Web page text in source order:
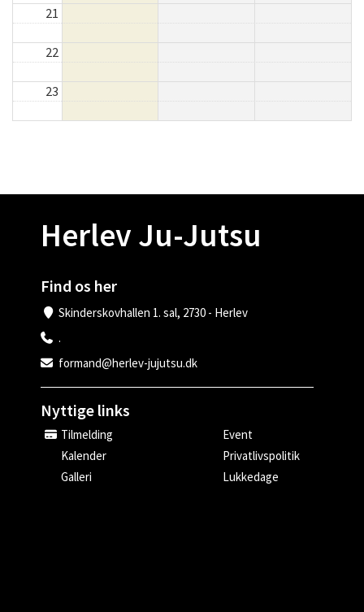
21
22
23
Herlev Ju-Jutsu
Find os her
Skinderskovhallen 1. sal, 2730 - Herlev
.
formand@herlev-jujutsu.dk
Nyttige links
Tilmelding
Event
Kalender
Privatlivspolitik
Galleri
Lukkedage